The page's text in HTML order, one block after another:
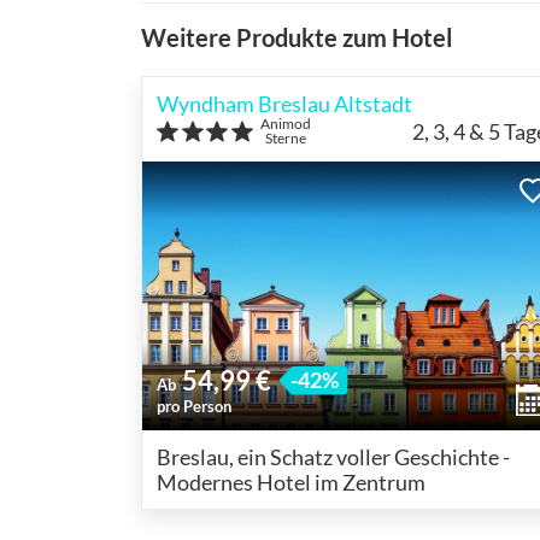
Weitere Produkte zum Hotel
Wyndham Breslau Altstadt
Animod
Sterne
2, 3, 4 & 5
Ab 54,99 € -42%
pro Person
Breslau, ein Schatz voller Geschichte -
Modernes Hotel im Zentrum